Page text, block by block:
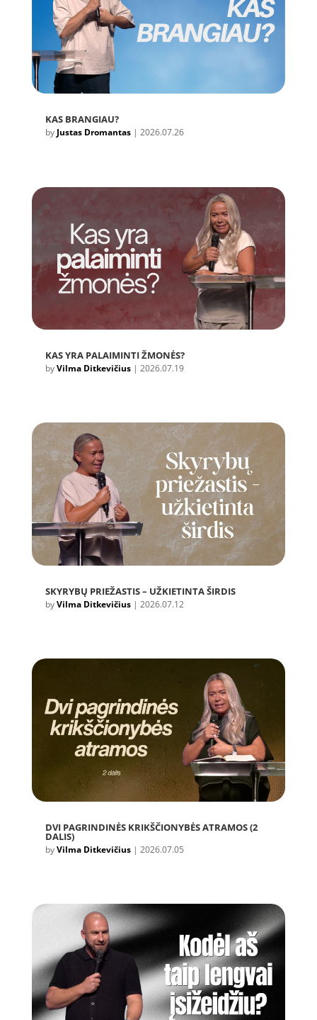
KAS BRANGIAU?
by Justas Dromantas| 2026.07.26
KAS YRA PALAIMINTI ŽMONĖS?
byVilma Ditkevičius| 2026.07.19
SKYRYBŲ PRIEŽASTIS – UŽKIETINTA ŠIRDIS
byVilma Ditkevičius| 2026.07.12
DVI PAGRINDINĖS KRIKŠČIONYBĖS ATRAMOS (2
DALIS)
byVilma Ditkevičius| 2026.07.05